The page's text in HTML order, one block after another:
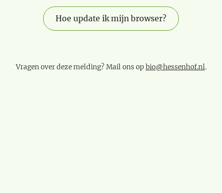
Hoe update ik mijn browser?
Vragen over deze melding? Mail ons op bio@hessenhof.nl.